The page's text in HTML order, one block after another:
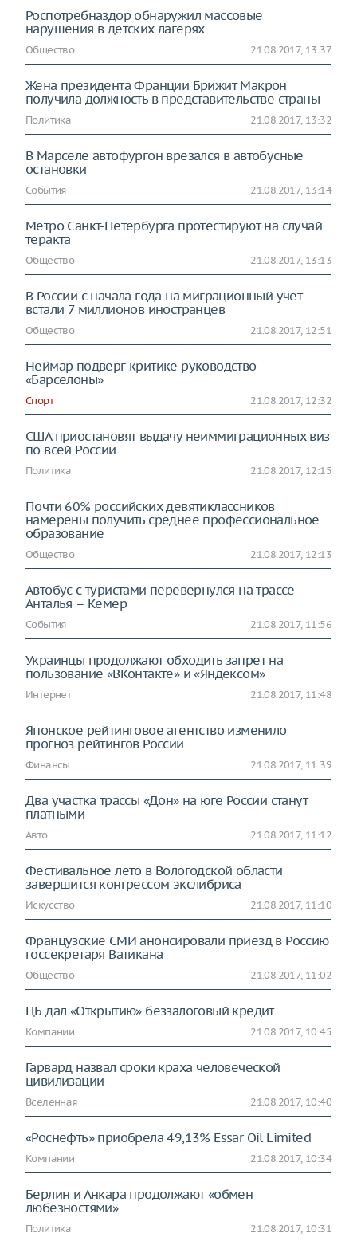
Роспотребназдор обнаружил массовые
нарушения в детских лагерях
Общество 21.08.2017, 13:37
Жена президента Франции Брижит Макрон
получила должность в представительстве страны
Политика 21.08.2017, 13:32
В Марселе автофургон врезался в автобусные
остановки
События 21.08.2017, 13:14
Метро Санкт-Петербурга протестируют на случай
теракта
Общество 21.08.2017, 13:13
В России с начала года на миграционный учет
встали 7 миллионов иностранцев
Общество 21.08.2017, 12:51
Неймар подверг критике руководство
«Барселоны»
Спорт 21.08.2017, 12:32
США приостановят выдачу неиммиграционных виз
по всей России
Политика 21.08.2017, 12:15
Почти 60% российских девятиклассников
намерены получить среднее профессиональное
образование
Общество 21.08.2017, 12:13
Автобус с туристами перевернулся на трассе
Анталья – Кемер
События 21.08.2017, 11:56
Украинцы продолжают обходить запрет на
пользование «ВКонтакте» и «Яндексом»
Интернет 21.08.2017, 11:48
Японское рейтинговое агентство изменило
прогноз рейтингов России
Финансы 21.08.2017, 11:39
Два участка трассы «Дон» на юге России станут
платными
Авто 21.08.2017, 11:12
Фестивальное лето в Вологодской области
завершится конгрессом экслибриса
Искусство 21.08.2017, 11:10
Французские СМИ анонсировали приезд в Россию
госсекретаря Ватикана
Общество 21.08.2017, 11:02
ЦБ дал «Открытию» беззалоговый кредит
Компании 21.08.2017, 10:45
Гарвард назвал сроки краха человеческой
цивилизации
Вселенная 21.08.2017, 10:40
«Роснефть» приобрела 49,13% Essar Oil Limited
Компании 21.08.2017, 10:34
Берлин и Анкара продолжают «обмен
любезностями»
Политика 21.08.2017, 10:31